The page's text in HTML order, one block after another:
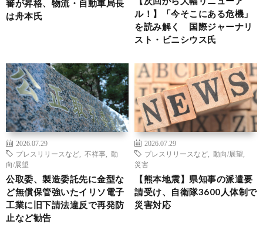
審が昇格、物流・自動車局長
は舟本氏
ル！】「今そこにある危機」
を読み解く 国際ジャーナリ
スト・ビニシウス氏
2026.07.29
プレスリリースなど
不祥事
動
向/展望
公取委、製造委託先に金型な
ど無償保管強いたイリソ電子
工業に旧下請法違反で再発防
止など勧告
2026.07.29
プレスリリースなど
動向/展望
災害
【熊本地震】県知事の派遣要
請受け、自衛隊3600人体制で
災害対応